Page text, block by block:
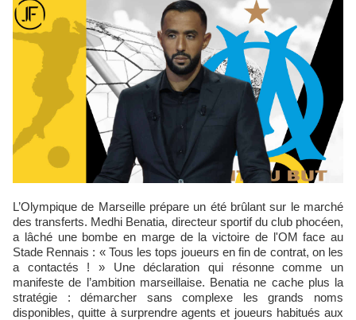
L’Olympique de Marseille prépare un été brûlant sur le marché
des transferts. Medhi Benatia, directeur sportif du club phocéen,
a lâché une bombe en marge de la victoire de l'OM face au
Stade Rennais : « Tous les tops joueurs en fin de contrat, on les
a contactés ! » Une déclaration qui résonne comme un
manifeste de l’ambition marseillaise. Benatia ne cache plus la
stratégie : démarcher sans complexe les grands noms
disponibles, quitte à surprendre agents et joueurs habitués aux